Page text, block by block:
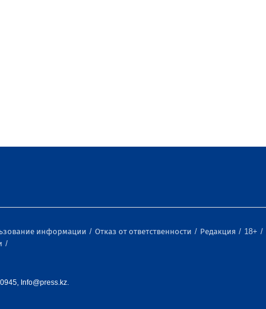
информации Отказ от ответственности Редакция 18+
Info@press.kz.